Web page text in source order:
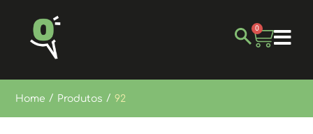
0
Home / Produtos / 92